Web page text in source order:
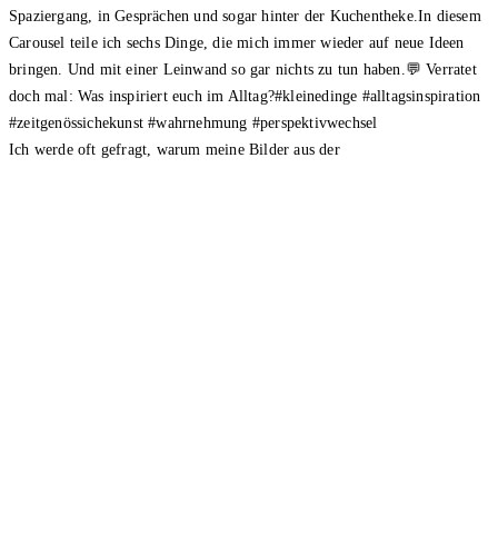
Ich werde oft gefragt, warum meine Bilder aus der